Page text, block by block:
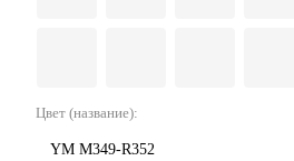
Цвет (название):
YM M349-R352